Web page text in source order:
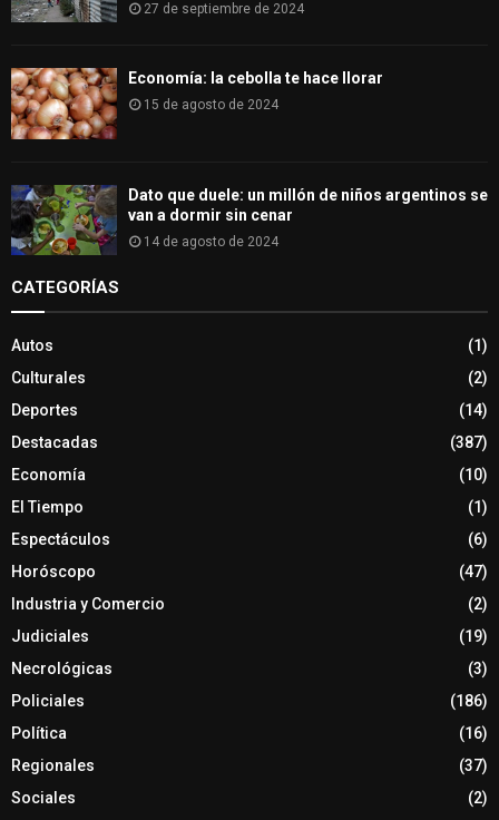
27 de septiembre de 2024
Economía: la cebolla te hace llorar
15 de agosto de 2024
Dato que duele: un millón de niños argentinos se
van a dormir sin cenar
14 de agosto de 2024
CATEGORÍAS
Autos
(1)
Culturales
(2)
Deportes
(14)
Destacadas
(387)
Economía
(10)
El Tiempo
(1)
Espectáculos
(6)
Horóscopo
(47)
Industria y Comercio
(2)
Judiciales
(19)
Necrológicas
(3)
Policiales
(186)
Política
(16)
Regionales
(37)
Sociales
(2)